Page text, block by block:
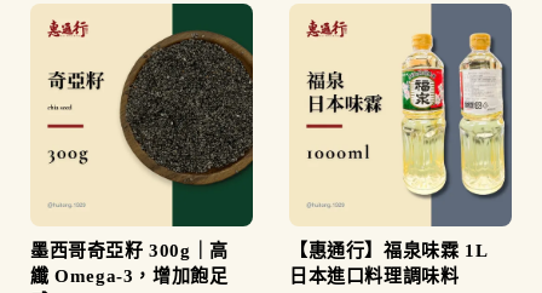
墨西哥奇亞籽 300g｜高
纖 Omega-3，增加飽足
【惠通行】福泉味霖 1L
日本進口料理調味料